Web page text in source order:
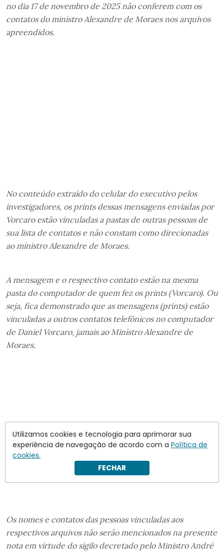
no dia 17 de novembro de 2025 não conferem com os
contatos do ministro Alexandre de Moraes nos arquivos
apreendidos.
No conteúdo extraído do celular do executivo pelos
investigadores, os prints dessas mensagens enviadas por
Vorcaro estão vinculadas a pastas de outras pessoas de
sua lista de contatos e não constam como direcionadas
ao ministro Alexandre de Moraes.
A mensagem e o respectivo contato estão na mesma
pasta do computador de quem fez os prints (Vorcaro). Ou
seja, fica demonstrado que as mensagens (prints) estão
vinculadas a outros contatos telefônicos no computador
de Daniel Vorcaro, jamais ao Ministro Alexandre de
Moraes.
Os nomes e contatos das pessoas vinculadas aos
respectivos arquivos não serão mencionados na presente
nota em virtude do sigilo decretado pelo Ministro André
Utilizamos cookies e tecnologia para aprimorar sua
experiência de navegação de acordo com a Política de
cookies.
FECHAR